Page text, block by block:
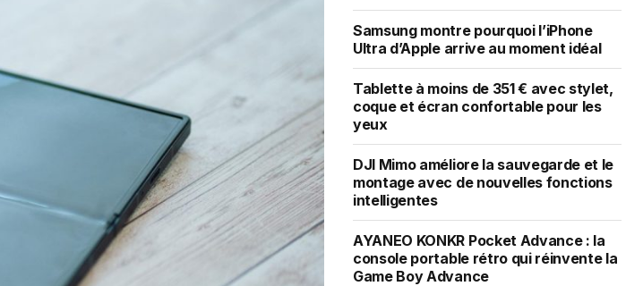
Samsung montre pourquoi l’iPhone
Ultra d’Apple arrive au moment idéal
Tablette à moins de 351 € avec stylet,
coque et écran confortable pour les
yeux
DJI Mimo améliore la sauvegarde et le
montage avec de nouvelles fonctions
intelligentes
AYANEO KONKR Pocket Advance : la
console portable rétro qui réinvente la
Game Boy Advance